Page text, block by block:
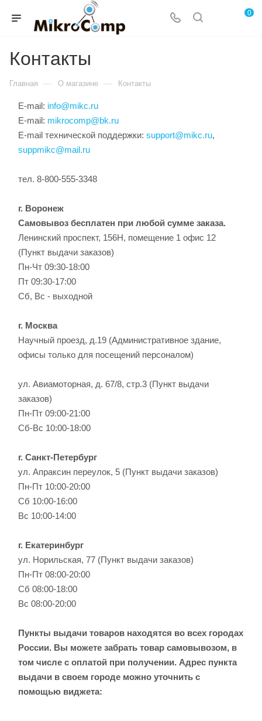
0
Контакты
Главная — О магазине — Контакты
E-mail: info@mikc.ru
E-mail: mikrocomp@bk.ru
E-mail технической поддержки: support@mikc.ru,
suppmikc@mail.ru
тел. 8-800-555-3348
г. Воронеж
Самовывоз бесплатен при любой сумме заказа.
Ленинский проспект, 156Н, помещение 1 офис 12
(Пункт выдачи заказов)
Пн-Чт 09:30-18:00
Пт 09:30-17:00
Сб, Вс - выходной
г. Москва
Научный проезд, д.19 (Административное здание,
офисы только для посещений персоналом)
ул. Авиамоторная, д. 67/8, стр.3 (Пункт выдачи
заказов)
Пн-Пт 09:00-21:00
Сб-Вс 10:00-18:00
г. Санкт-Петербург
ул. Апраксин переулок, 5 (Пункт выдачи заказов)
Пн-Пт 10:00-20:00
Сб 10:00-16:00
Вс 10:00-14:00
г. Екатеринбург
ул. Норильская, 77 (Пункт выдачи заказов)
Пн-Пт 08:00-20:00
Сб 08:00-18:00
Вс 08:00-20:00
Пункты выдачи товаров находятся во всех городах
России. Вы можете забрать товар самовывозом, в
том числе с оплатой при получении. Адрес пункта
выдачи в своем городе можно уточнить с
помощью виджета: